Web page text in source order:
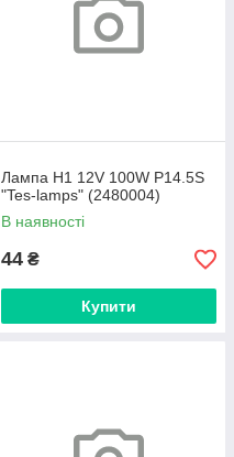
Лампа H1 12V 100W P14.5S
"Tes-lamps" (2480004)
В наявності
44 ₴
Купити